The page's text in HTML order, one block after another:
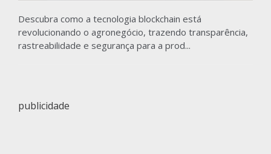
Descubra como a tecnologia blockchain está
revolucionando o agronegócio, trazendo transparência,
rastreabilidade e segurança para a prod...
publicidade